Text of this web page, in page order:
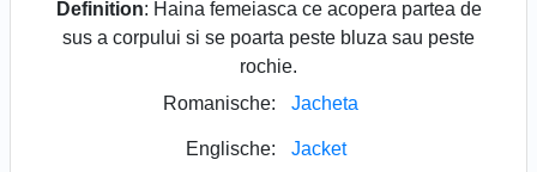
Definition: Haina femeiasca ce acopera partea de
sus a corpului si se poarta peste bluza sau peste
rochie.
Romanische:
Jacheta
Englische: Jacket